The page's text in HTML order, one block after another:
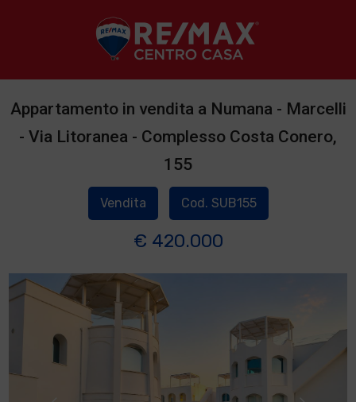
Appartamento in vendita a Numana - Marcelli
- Via Litoranea - Complesso Costa Conero,
155
Vendita Cod. SUB155
€ 420.000